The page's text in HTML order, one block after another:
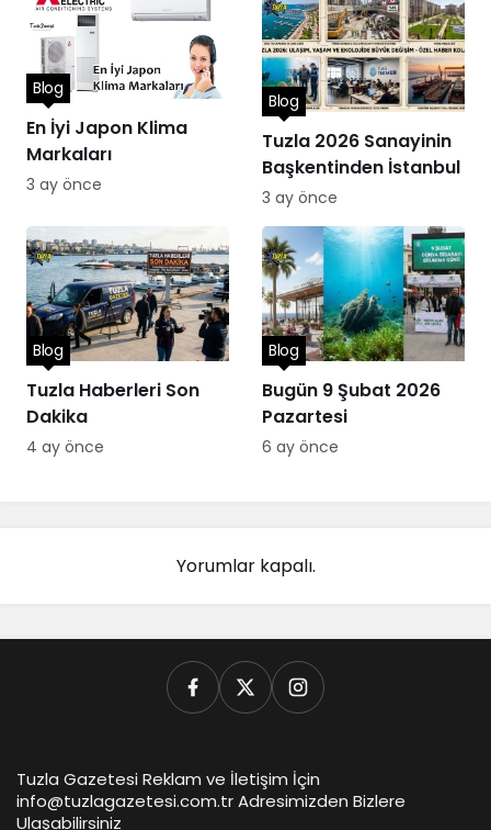
En İyi Japon Klima
Markaları
Blog
3 ay önce
Tuzla 2026 Sanayinin
Başkentinden İstanbul
Blog
3 ay önce
Tuzla Haberleri Son
Dakika
Blog
4 ay önce
Bugün 9 Şubat 2026
Pazartesi
Blog
6 ay önce
Yorumlar kapalı.
Tuzla Gazetesi Reklam ve İletişim İçin
info@tuzlagazetesi.com.tr Adresimizden Bizlere
Ulaşabilirsiniz